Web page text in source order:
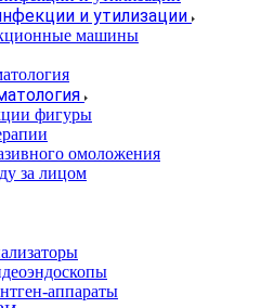
и утилизации
машины
фигуры
омоложения
за лицом
аппараты